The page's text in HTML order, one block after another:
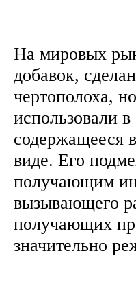
На мировых
добавок,
чертополоха,
использовали
содержащееся
виде. Его
получающим
вызывающего
получающих
значительно